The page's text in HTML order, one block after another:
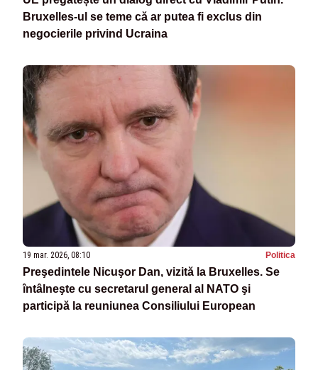
Bruxelles-ul se teme că ar putea fi exclus din
negocierile privind Ucraina
19 mar. 2026, 08:10 Politica
Preşedintele Nicuşor Dan, vizită la Bruxelles. Se
întâlneşte cu secretarul general al NATO şi
participă la reuniunea Consiliului European